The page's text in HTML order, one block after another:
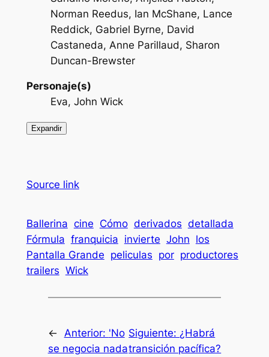
Norman Reedus, Ian McShane, Lance
Reddick, Gabriel Byrne, David
Castaneda, Anne Parillaud, Sharon
Duncan-Brewster
Personaje(s)
Eva, John Wick
Expandir
Source link
Ballerina cine Cómo derivados detallada
Fórmula franquicia invierte John los
Pantalla Grande peliculas por productores
trailers Wick
← Anterior: 'No
se negocia nada
Siguiente: ¿Habrá
transición pacífica?